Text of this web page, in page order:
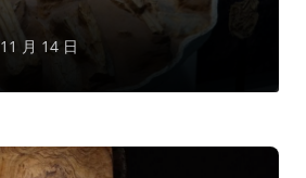
月 14 日